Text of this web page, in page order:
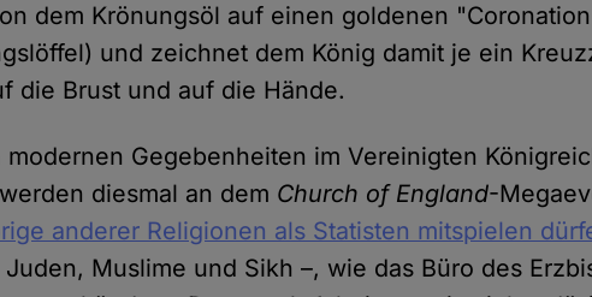
dem Krönungsöl auf einen goldenen
und zeichnet dem König damit je ein
die Brust und auf die Hände.
modernen Gegebenheiten im Vereinigten
diesmal an dem Church of England-
anderer Religionen als Statisten mitspielen
Juden, Muslime und Sikh –, wie das Büro des